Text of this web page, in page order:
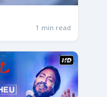
1 min read